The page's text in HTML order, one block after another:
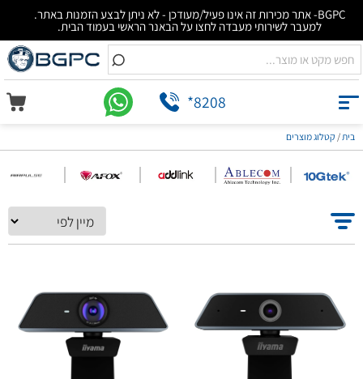
BGPC- אתר מכירות זה אינו פעיל/מעודכן - לא ניתן לבצע הזמנות באתר.
למעבר לשירותי מעבדה לחצו על הבאנר הראשי בעמוד הבית.
*8208
בית/ קטלוג מוצרים